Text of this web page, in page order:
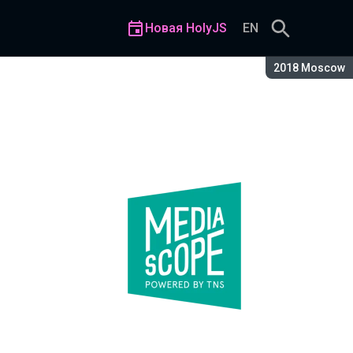
Сезон:
2018 Moscow
Новая HolyJS EN